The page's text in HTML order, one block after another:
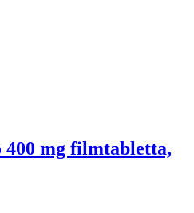
mg filmtabletta,